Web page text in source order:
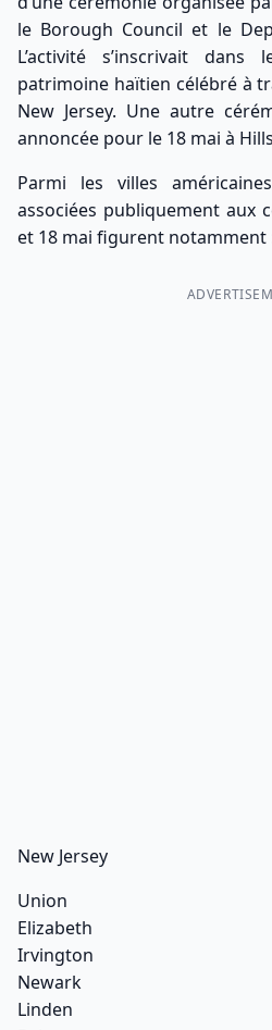
le Borough Council et le
L’activité s’inscrivait
patrimoine haïtien célébré à
New Jersey. Une autre
annoncée pour le 18 mai à
Parmi les villes
associées publiquement aux
et 18 mai figurent notamment
New Jersey
Union
Elizabeth
Irvington
Newark
Linden